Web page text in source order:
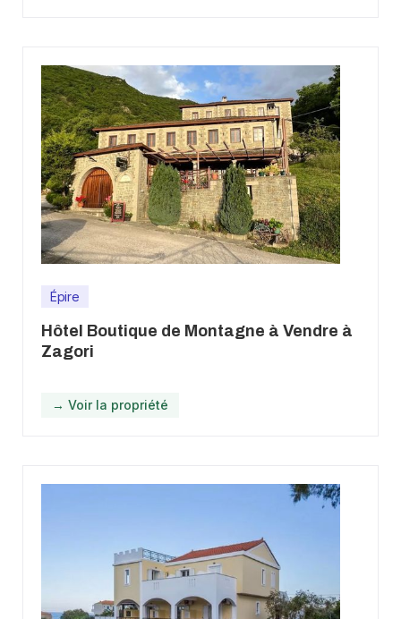
Épire
Hôtel Boutique de Montagne à Vendre à
Zagori
→ Voir la propriété